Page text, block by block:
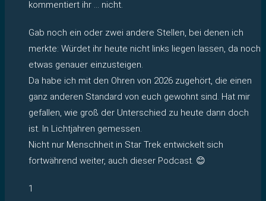
kommentiert ihr … nicht.
Gab noch ein oder zwei andere Stellen, bei denen ich
merkte: Würdet ihr heute nicht links liegen lassen, da noch
etwas genauer einzusteigen.
Da habe ich mit den Ohren von 2026 zugehört, die einen
ganz anderen Standard von euch gewohnt sind. Hat mir
gefallen, wie groß der Unterschied zu heute dann doch
ist. In Lichtjahren gemessen.
Nicht nur Menschheit in Star Trek entwickelt sich
fortwährend weiter, auch dieser Podcast. 😊
1